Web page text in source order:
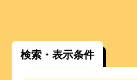
検索・表示条件